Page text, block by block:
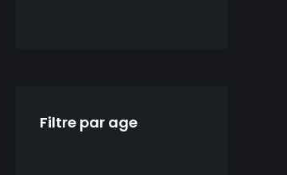
Filtre par age